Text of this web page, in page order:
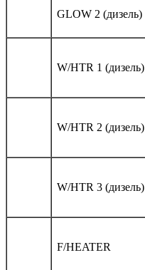
GLOW 2 (дизель)
W/HTR 1 (дизель)
W/HTR 2 (дизель)
W/HTR 3 (дизель)
F/HEATER